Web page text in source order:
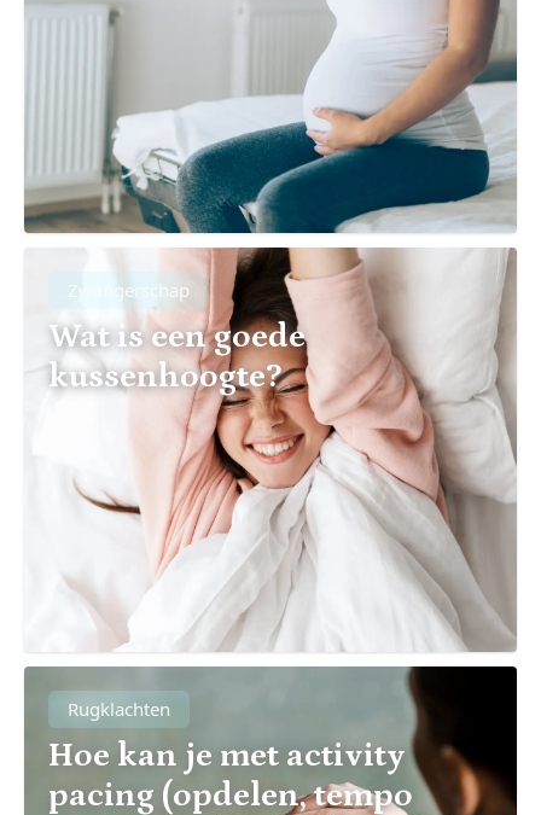
Zwangerschap
Wat is een goede
kussenhoogte?
Rugklachten
Hoe kan je met activity
pacing (opdelen, tempo